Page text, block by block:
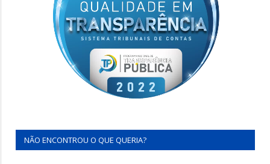
NÃO ENCONTROU O QUE QUERIA?